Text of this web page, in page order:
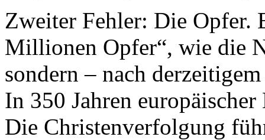
Zweiter Fehler: Die Opfer.
Millionen Opfer“, wie die
sondern – nach
In 350 Jahren
Die Christenverfolgung